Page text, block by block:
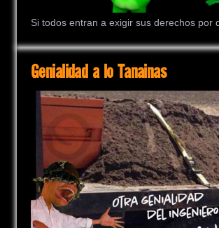
Si todos entran a exigir sus derechos por
Genialidad a lo Tanainas